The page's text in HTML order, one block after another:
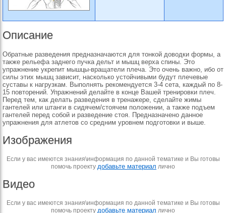
Описание
Обратные разведения предназначаются для тонкой доводки формы, а
также рельефа заднего пучка дельт и мышц верха спины. Это
упражнение укрепит мышцы-вращатели плеча. Это очень важно, ибо от
силы этих мышц зависит, насколько устойчивыми будут плечевые
суставы к нагрузкам. Выполнять рекомендуется 3-4 сета, каждый по 8-
15 повторений. Упражнений делайте в конце Вашей тренировки плеч.
Перед тем, как делать разведения в тренажере, сделайте жимы
гантелей или штанги в сидячем/стоячем положении, а также подъем
гантелей перед собой и разведение стоя. Предназначено данное
упражнения для атлетов со средним уровнем подготовки и выше.
Изображения
Если у вас имеются знания\информация по данной тематике и Вы готовы
помочь проекту добавьте материал лично
Видео
Если у вас имеются знания\информация по данной тематике и Вы готовы
помочь проекту добавьте материал лично